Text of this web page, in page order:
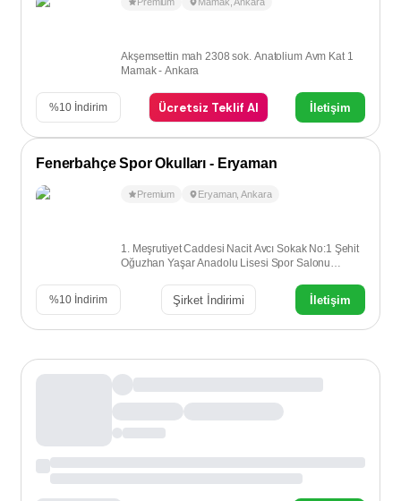
Akşemsettin mah 2308 sok. Anatolium Avm Kat 1
Mamak - Ankara
%10 İndirim Ücretsiz Teklif Al İletişim
Fenerbahçe Spor Okulları - Eryaman
Premium Eryaman,Ankara
1. Meşrutiyet Caddesi Nacit Avcı Sokak No:1 Şehit
Oğuzhan Yaşar Anadolu Lisesi Spor Salonu
%10 İndirim Şirket İndirimi İletişim